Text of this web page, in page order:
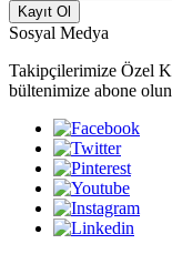
Kayıt Ol
Sosyal Medya
Takipçilerimize Özel
bültenimize abone